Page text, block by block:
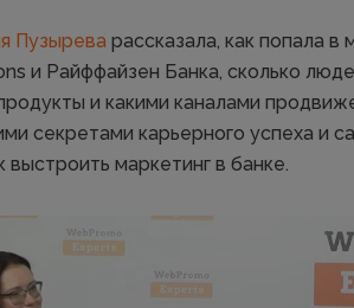
Пузырева рассказала, как попала
и Райффайзен Банка, сколько
и какими каналами
секретами карьерного успеха и
выстроить маркетинг в банке.